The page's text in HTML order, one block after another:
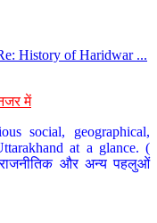
History of Haridwar ...
में
social, geographical,
at a glance. (
और अन्य पहलुओं